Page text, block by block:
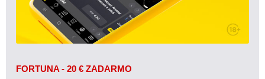
FORTUNA - 20 € ZADARMO